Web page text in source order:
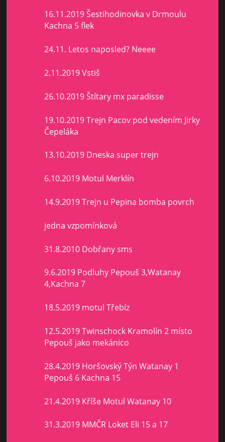
16.11.2019 Šestihodinovka v Drmoulu
Kachna 5 flek
24.11. Letos naposled? Neeee
2.11.2019 Vstiš
26.10.2019 Štítary mx paradisse
19.10.2019 Trejn Pacov pod vedením Jirky
Čepeláka
13.10.2019 Dneska super trejn
6.10.2019 Motul Merklín
14.9.2019 Trejn u Pepina bomba povrch
jedna vzpomínková
31.8.2010 Dobřany sms
9.6.2019 Podluhy Pepouš 3,Watanay
4,Kachna 7
18.5.2019 motul Třebíz
12.5.2019 Twinschock Kramolín 2 místo
Pepouš jako mekánico
28.4.2019 Horšovský Týn Watanay 1
Pepouš 6 Kachna 15
21.4.2019 Kříše Motul Watanay 10
31.3.2019 MMČR Loket Eli 15 a 17